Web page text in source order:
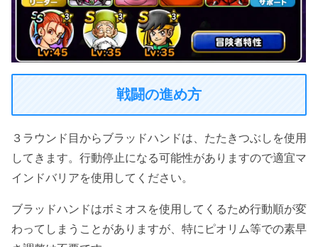
戦闘の進め方
３ラウンド目からブラッドハンドは、たたきつぶしを使用
してきます。行動停止になる可能性がありますので適宜マ
インドバリアを使用してください。
ブラッドハンドはボミオスを使用してくるため行動順が変
わってしまうことがありますが、特にピオリム等での素早